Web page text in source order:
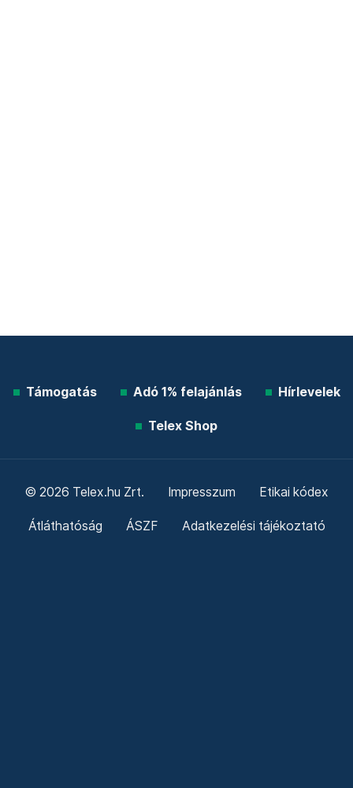
Támogatás Adó 1% felajánlás Hírlevelek
Telex Shop
© 2026 Telex.hu Zrt. Impresszum Etikai kódex
Átláthatóság ÁSZF Adatkezelési tájékoztató